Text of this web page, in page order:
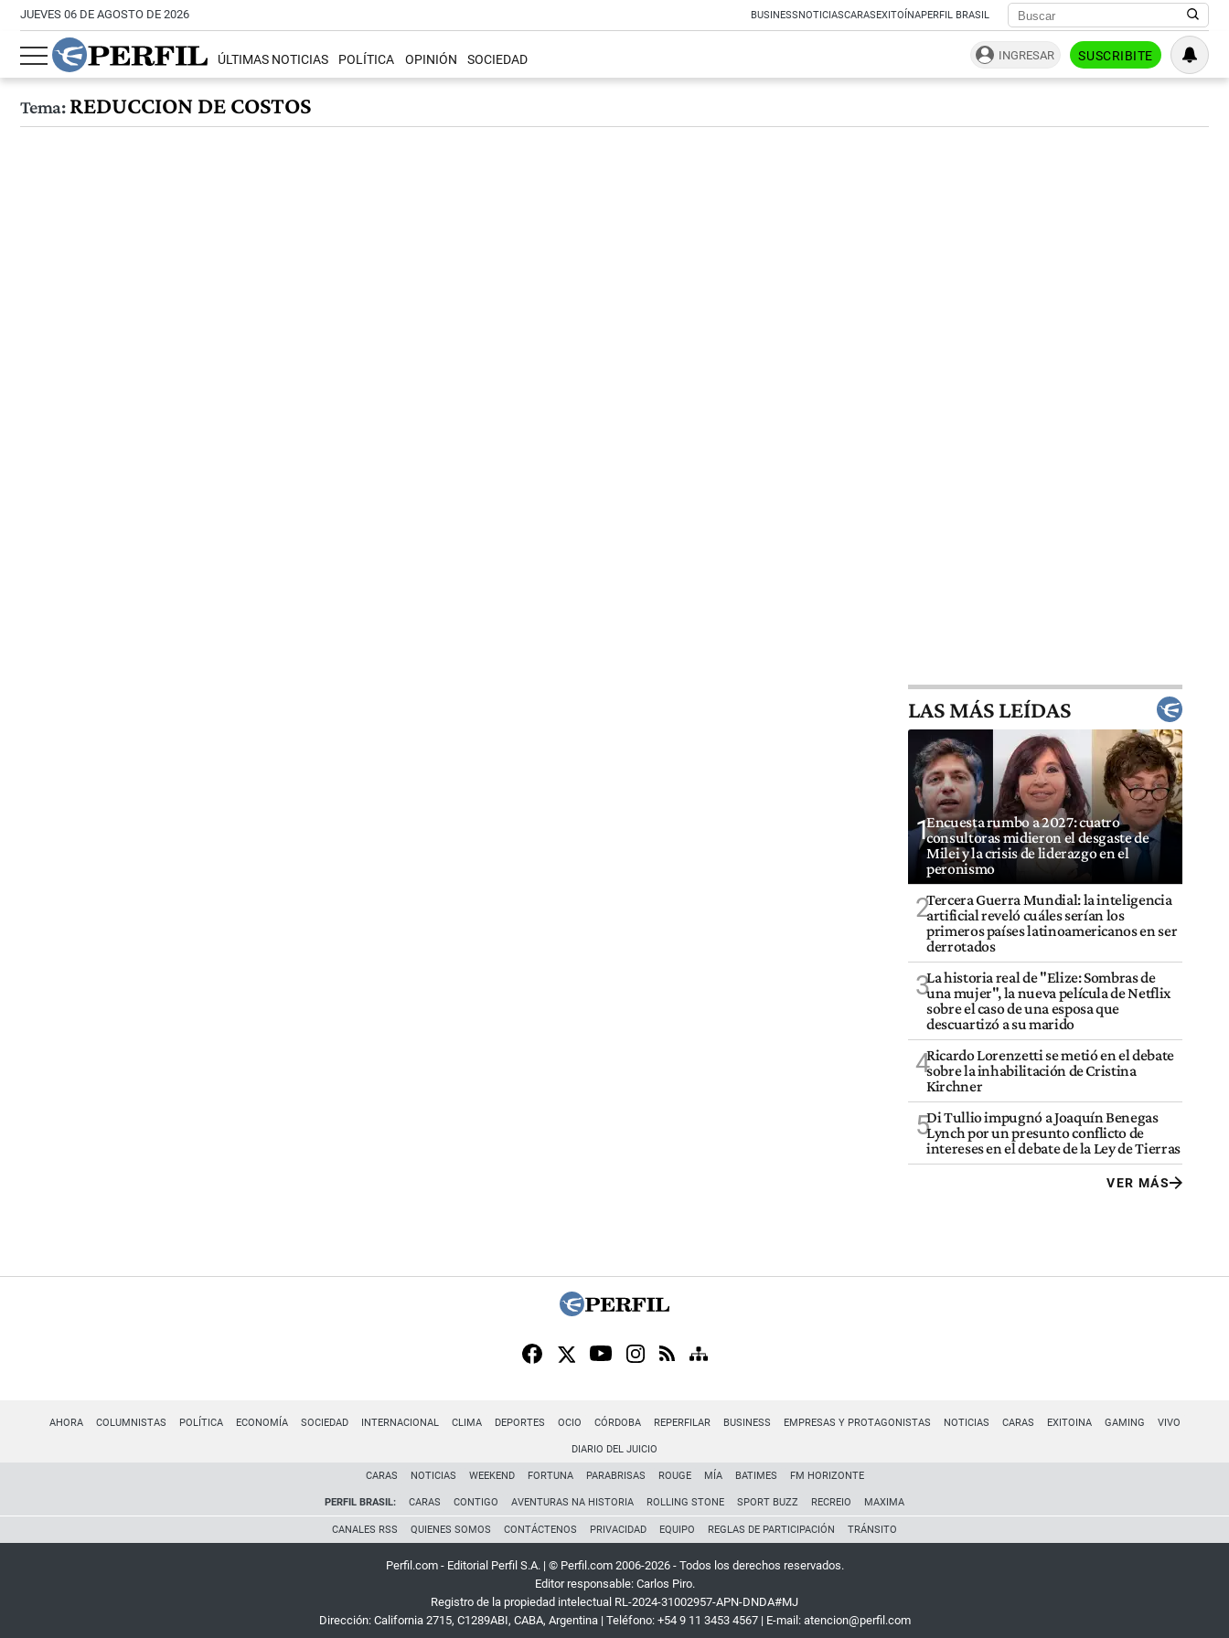
JUEVES 06 DE AGOSTO DE 2026 BUSINESSNOTICIASCARASEXITOÍNAPERFIL BRASIL
ÚLTIMAS NOTICIAS POLÍTICA OPINIÓN SOCIEDAD INGRESAR SUSCRIBITE
Tema:REDUCCION DE COSTOS
LAS MÁS LEÍDAS
1Encuesta rumbo a 2027: cuatro
consultoras midieron el desgaste de
Milei y la crisis de liderazgo en el
peronismo
2Tercera Guerra Mundial: la inteligencia
artificial reveló cuáles serían los
primeros países latinoamericanos en ser
derrotados
3La historia real de "Elize: Sombras de
una mujer", la nueva película de Netflix
sobre el caso de una esposa que
descuartizó a su marido
4Ricardo Lorenzetti se metió en el debate
sobre la inhabilitación de Cristina
Kirchner
5Di Tullio impugnó a Joaquín Benegas
Lynch por un presunto conflicto de
intereses en el debate de la Ley de Tierras
VER MÁS
AHORA COLUMNISTAS POLÍTICA ECONOMÍA SOCIEDAD INTERNACIONAL CLIMA DEPORTES OCIO CÓRDOBA REPERFILAR BUSINESS EMPRESAS Y PROTAGONISTAS NOTICIAS CARAS EXITOINA GAMING VIVO
DIARIO DEL JUICIO
CARAS NOTICIAS WEEKEND FORTUNA PARABRISAS ROUGE MÍA BATIMES FM HORIZONTE
PERFIL BRASIL: CARAS CONTIGO AVENTURAS NA HISTORIA ROLLING STONE SPORT BUZZ RECREIO MAXIMA
CANALES RSS QUIENES SOMOS CONTÁCTENOS PRIVACIDAD EQUIPO REGLAS DE PARTICIPACIÓN TRÁNSITO
Perfil.com - Editorial Perfil S.A. | © Perfil.com 2006-2026 - Todos los derechos reservados.
Editor responsable: Carlos Piro.
Registro de la propiedad intelectual RL-2024-31002957-APN-DNDA#MJ
Dirección: California 2715, C1289ABI, CABA, Argentina| Teléfono: +54 9 11 3453 4567| E-mail: atencion@perfil.com